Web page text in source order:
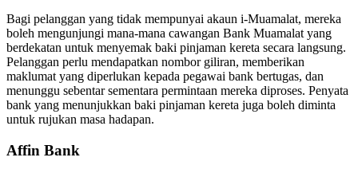
Bagi pelanggan yang tidak mempunyai akaun i-Muamalat, mereka
boleh mengunjungi mana-mana cawangan Bank Muamalat yang
berdekatan untuk menyemak baki pinjaman kereta secara langsung.
Pelanggan perlu mendapatkan nombor giliran, memberikan
maklumat yang diperlukan kepada pegawai bank bertugas, dan
menunggu sebentar sementara permintaan mereka diproses. Penyata
bank yang menunjukkan baki pinjaman kereta juga boleh diminta
untuk rujukan masa hadapan.
Affin Bank